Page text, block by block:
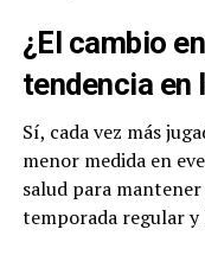
¿El cambio
tendencia en
Sí, cada vez más
menor medida en
salud para
temporada regular y